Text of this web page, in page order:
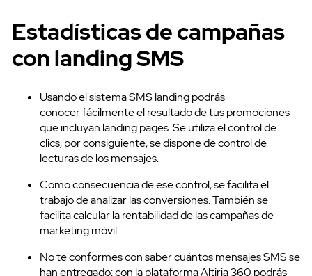
Estadísticas de campañas
con landing SMS
Usando el sistema SMS landing podrás
conocer fácilmente el resultado de tus promociones
que incluyan landing pages. Se utiliza el control de
clics, por consiguiente, se dispone de control de
lecturas de los mensajes.
Como consecuencia de ese control, se facilita el
trabajo de analizar las conversiones. También se
facilita calcular la rentabilidad de las campañas de
marketing móvil.
No te conformes con saber cuántos mensajes SMS se
han entregado: con la plataforma Altiria 360 podrás